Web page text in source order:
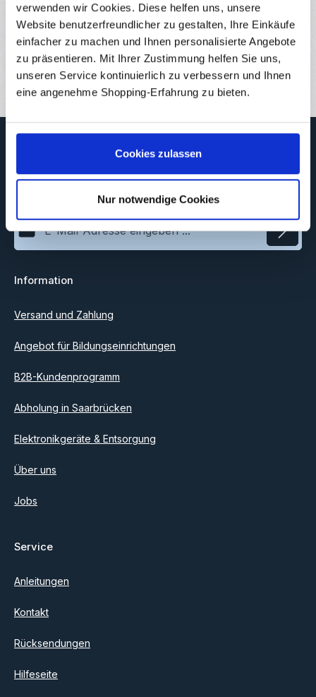
verwenden wir Cookies. Diese helfen uns, unsere
Website benutzerfreundlicher zu gestalten, Ihre Einkäufe
einfacher zu machen und Ihnen personalisierte Angebote
zu präsentieren. Mit Ihrer Zustimmung helfen Sie uns,
unseren Service kontinuierlich zu verbessern und Ihnen
eine angenehme Shopping-Erfahrung zu bieten.
Cookies zulassen
Nur notwendige Cookies
Eigenschaften
Downloads
Bewertungen
Newsletter
Newsletter, um rechtzeitig über neue Produkte und Angebote
E-Mail-Adresse*
Ich habe dieDatenschutzbestimmungen
einverstanden.
Information
Versand und Zahlung
Angebot für Bildungseinrichtungen
B2B-Kundenprogramm
Abholung in Saarbrücken
Elektronikgeräte & Entsorgung
Über uns
Jobs
Service
Anleitungen
Kontakt
Rücksendungen
Hilfeseite